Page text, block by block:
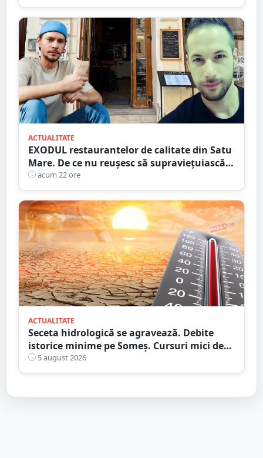
ACTUALITATE
EXODUL restaurantelor de calitate din Satu
Mare. De ce nu reușesc să supraviețuiască
localurile cu adevărat speciale?
acum 22 ore
ACTUALITATE
Seceta hidrologică se agravează. Debite
istorice minime pe Someș. Cursuri mici de
ape au secat
5 august 2026